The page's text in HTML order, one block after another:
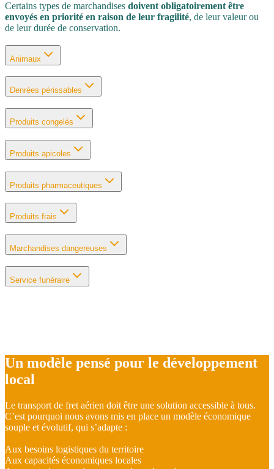
Certains types de marchandises doivent obligatoirement être
envoyés en priorité en raison de leur fragilité, de leur valeur ou
de leur durée de conservation.
Animaux
Denrées périssables
Produits congelés
Produits apicoles
Produits pharmaceutiques
Produits frais
Marchandises dangereuses
Service funéraire
Un modèle pensé pour le développement
local
Le transport de fret aérien doit être une solution accessible à tous.
C’est pourquoi nous avons mis en place un modèle économique
souple et évolutif, qui s’adapte :
Aux besoins logistiques du territoire
Aux capacités économiques locales